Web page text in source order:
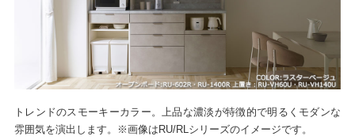
トレンドのスモーキーカラー。上品な濃淡が特徴的で明るくモダンな
雰囲気を演出します。※画像はRU/RLシリーズのイメージです。